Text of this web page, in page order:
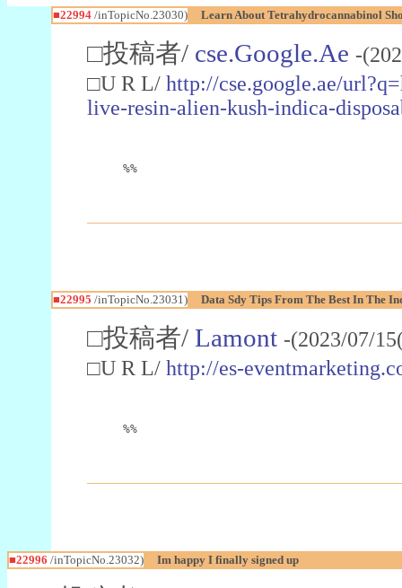
■22994/inTopicNo.23030) Learn About Tetrahydrocannabinol
□投稿者/ cse.Google.Ae -
□U R L/ http://cse.google.ae/
live-resin-alien-kush-indica-
%%
■22995 /inTopicNo.23031) Data Sdy Tips From The Best In The
□投稿者/ Lamont -(2023/07/
□U R L/ http://es-
%%
■22996 /inTopicNo.23032) Im happy I finally signed up